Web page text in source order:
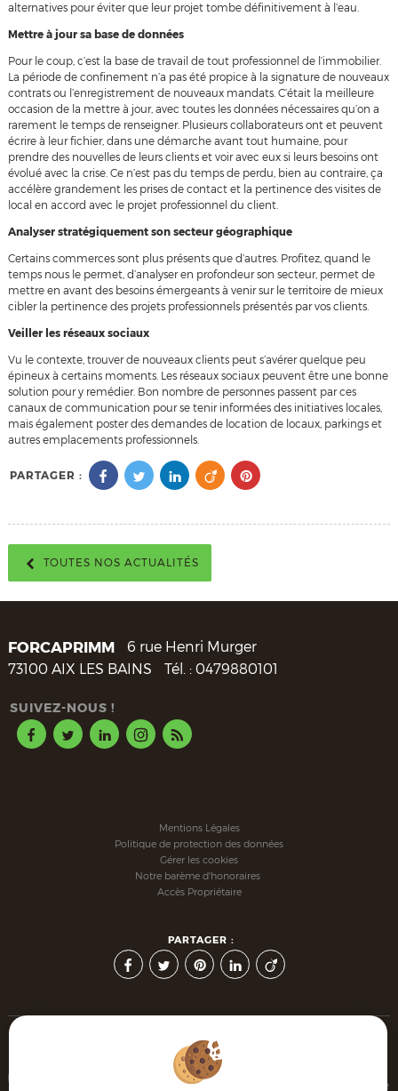
alternatives pour éviter que leur projet tombe définitivement à l’eau.
Mettre à jour sa base de données
Pour le coup, c’est la base de travail de tout professionnel de l’immobilier.
La période de confinement n’a pas été propice à la signature de nouveaux
contrats ou l’enregistrement de nouveaux mandats. C’était la meilleure
occasion de la mettre à jour, avec toutes les données nécessaires qu’on a
rarement le temps de renseigner. Plusieurs collaborateurs ont et peuvent
écrire à leur fichier, dans une démarche avant tout humaine, pour
prendre des nouvelles de leurs clients et voir avec eux si leurs besoins ont
évolué avec la crise. Ce n’est pas du temps de perdu, bien au contraire, ça
accélère grandement les prises de contact et la pertinence des visites de
local en accord avec le projet professionnel du client.
Analyser stratégiquement son secteur géographique
Certains commerces sont plus présents que d’autres. Profitez, quand le
temps nous le permet, d’analyser en profondeur son secteur, permet de
mettre en avant des besoins émergeants à venir sur le territoire de mieux
cibler la pertinence des projets professionnels présentés par vos clients.
Veiller les réseaux sociaux
Vu le contexte, trouver de nouveaux clients peut s’avérer quelque peu
épineux à certains moments. Les réseaux sociaux peuvent être une bonne
solution pour y remédier. Bon nombre de personnes passent par ces
canaux de communication pour se tenir informées des initiatives locales,
mais également poster des demandes de location de locaux, parkings et
autres emplacements professionnels.
PARTAGER :
TOUTES NOS ACTUALITÉS
FORCAPRIMM
6 rue Henri Murger
73100 AIX LES BAINS Tél. : 0479880101
SUIVEZ-NOUS !
Mentions Légales
Politique de protection des données
Gérer les cookies
Notre barème d'honoraires
Accès Propriétaire
PARTAGER :
Afin de vous offrir un confort de lecture permanent, depuis
votre PC, votre tablette ou votre smartphone, notre site s'adapte